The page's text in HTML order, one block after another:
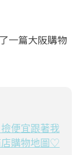
一篇大阪購物
便宜跟著我
店購物地圖♡